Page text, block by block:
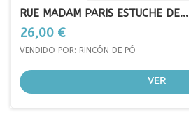
RUE MADAM PARIS ESTUCHE DE...
Prezo
26,00 €
VENDIDO POR: RINCÓN DE PÓ
VER